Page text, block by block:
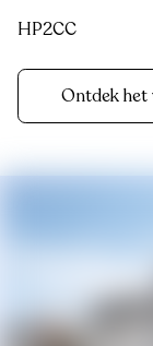
HP2CC
Ontdek het